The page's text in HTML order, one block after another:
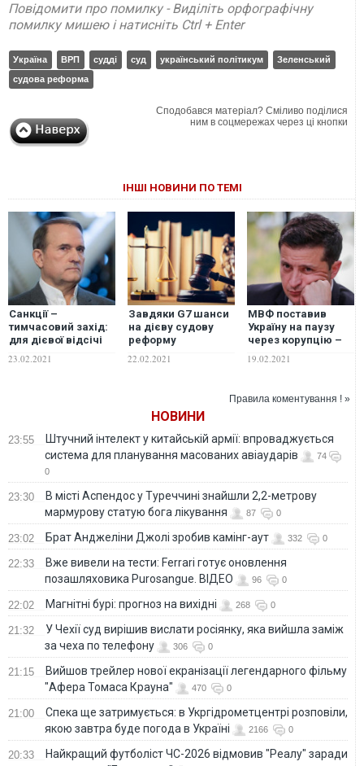
Повідомити про помилку - Виділіть орфографічну
помилку мишею і натисніть Ctrl + Enter
Україна ВРП судді суд український політикум
Зеленський
судова реформа
Сподобався матеріал? Сміливо поділися
ним в соцмережах через ці кнопки
ІНШІ НОВИНИ ПО ТЕМІ
Санкції –
тимчасовий захід:
для дієвої відсічі
потрібна судова
23.02.2021
Завдяки G7 шанси
на дієву судову
реформу
22.02.2021
МВФ поставив
Україну на паузу
через корупцію –
19.02.2021
Правила коментування ! »
НОВИНИ
23:55
Штучний інтелект у китайській армії: впроваджується
система для планування масованих авіаударів
74
0
23:30
В місті Аспендос у Туреччині знайшли 2,2-метрову
мармурову статую бога лікування
87 0
23:02 Брат Анджеліни Джолі зробив камінг-аут 332 0
22:33
Вже вивели на тести: Ferrari готує оновлення
позашляховика Purosangue. ВІДЕО
96 0
22:02 Магнітні бурі: прогноз на вихідні 268 0
21:32
У Чехії суд вирішив вислати росіянку, яка вийшла заміж
за чеха по телефону
306 0
21:15
Вийшов трейлер нової екранізації легендарного фільму
"Афера Томаса Крауна"
470 0
21:00
Спека ще затримується: в Укргідрометцентрі розповіли,
якою завтра буде погода в Україні
2166 0
20:33
Найкращий футболіст ЧС-2026 відмовив "Реалу" заради